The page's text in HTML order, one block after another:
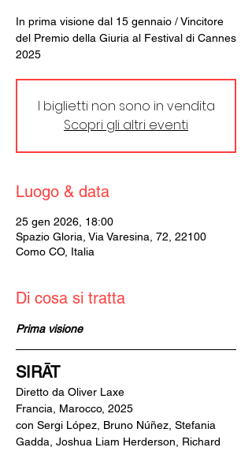
In prima visione dal 15 gennaio / Vincitore
del Premio della Giuria al Festival di Cannes
2025
I biglietti non sono in vendita
Scopri gli altri eventi
Luogo & data
25 gen 2026, 18:00
Spazio Gloria, Via Varesina, 72, 22100
Como CO, Italia
Di cosa si tratta
Prima visione
SIRĀT
Diretto da Oliver Laxe
Francia, Marocco, 2025
con Sergi López, Bruno Núñez, Stefania
Gadda, Joshua Liam Herderson, Richard